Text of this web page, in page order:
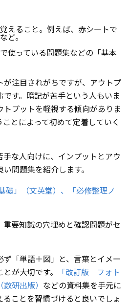
えること。例えば、赤シートで
ど。
使っている問題集などの「基本
が注目されがちですが、アウトプ
す。暗記が苦手という人もいま
プットを軽視する傾向がありま
とによって初めて定着していく
な人向けに、インプットとアウ
問題集を紹介します。
礎」（文英堂）、
「必修整理ノ
要知識の穴埋めと確認問題がセ
ず「単語＋図」と、言葉とイメー
が大切です。
「改訂版 フォト
研出版） などの資料集を手元に
ことを習慣づけると良いでしょ